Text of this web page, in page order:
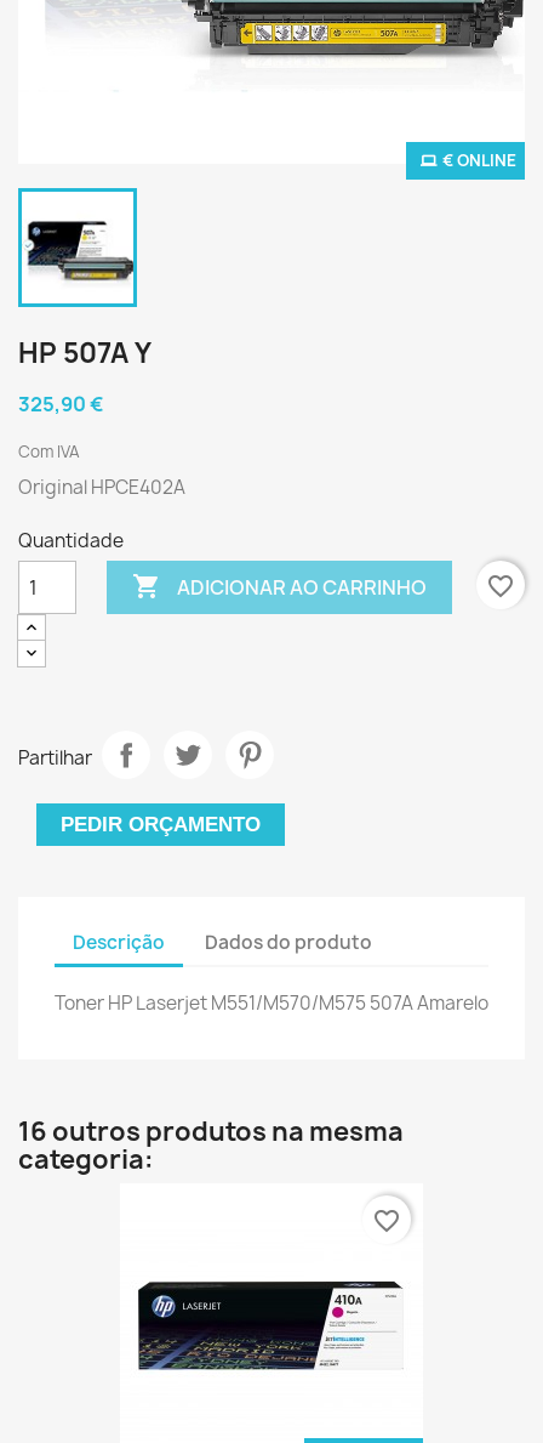
€ ONLINE
HP 507A Y
325,90 €
Com IVA
Original HPCE402A
Quantidade
 ADICIONAR AO CARRINHO favorite_border
Partilhar
PEDIR ORÇAMENTO
Descrição Dados do produto
Toner HP Laserjet M551/M570/M575 507A Amarelo
16 outros produtos na mesma
categoria:
favorite_border